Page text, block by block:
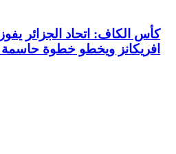
اتحاد الجزائر يفوز
ويخطو خطوة حاسمة نحو